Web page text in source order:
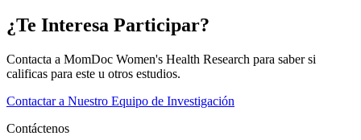
¿Te Interesa Participar?
Contacta a MomDoc Women's Health Research para saber si
calificas para este u otros estudios.
Contactar a Nuestro Equipo de Investigación
Contáctenos